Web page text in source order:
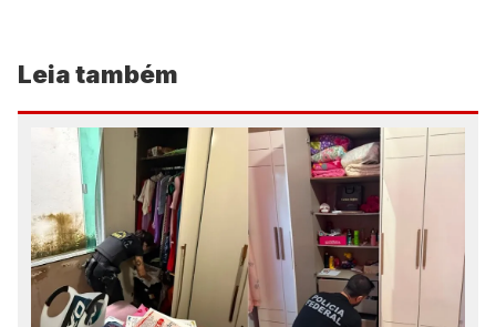
Leia também